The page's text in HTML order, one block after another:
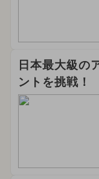
日本最大級の
ントを挑戦！